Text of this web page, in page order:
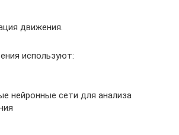
движения.
используют:
нейронные сети для анализа